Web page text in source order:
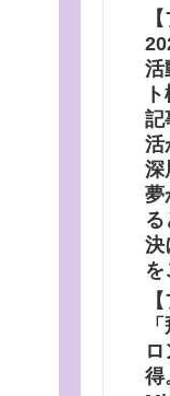
活
記
活
深
夢
決
を
得